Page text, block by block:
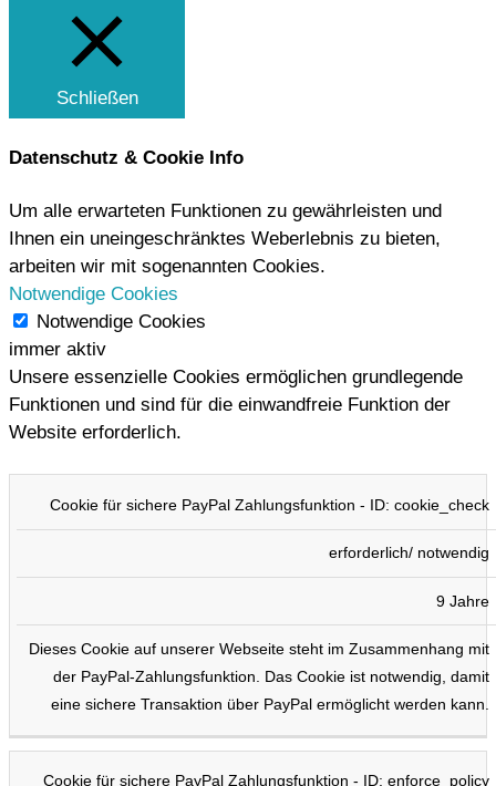
Schließen
Datenschutz & Cookie Info
Um alle erwarteten Funktionen zu gewährleisten und
Ihnen ein uneingeschränktes Weberlebnis zu bieten,
arbeiten wir mit sogenannten Cookies.
Notwendige Cookies
Notwendige Cookies
immer aktiv
Unsere essenzielle Cookies ermöglichen grundlegende
Funktionen und sind für die einwandfreie Funktion der
Website erforderlich.
COOKIE TYP DAUER BESCHREIBUNG
Cookie für sichere PayPal Zahlungsfunktion - ID: cookie_check
erforderlich/ notwendig
9 Jahre
Dieses Cookie auf unserer Webseite steht im Zusammenhang mit
der PayPal-Zahlungsfunktion. Das Cookie ist notwendig, damit
eine sichere Transaktion über PayPal ermöglicht werden kann.
Cookie für sichere PayPal Zahlungsfunktion - ID: enforce_policy